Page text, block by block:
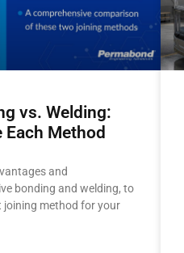
vs. Welding:
Method
and
bonding and welding, to
joining method for your